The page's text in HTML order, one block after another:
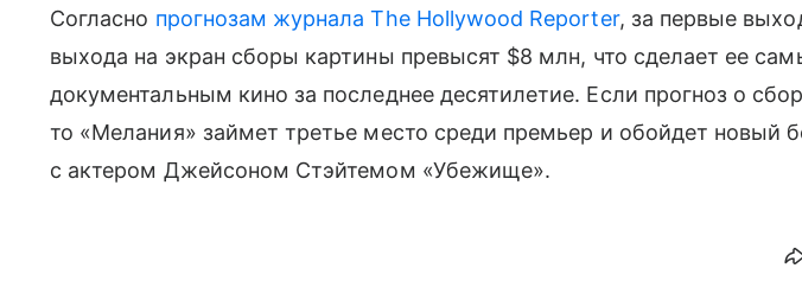
Согласно прогнозам журнала The Hollywood Reporter, за первые
выхода на экран сборы картины превысят $8 млн, что сделает ее
документальным кино за последнее десятилетие. Если прогноз о
то «Мелания» займет третье место среди премьер и обойдет новый
с актером Джейсоном Стэйтемом «Убежище».